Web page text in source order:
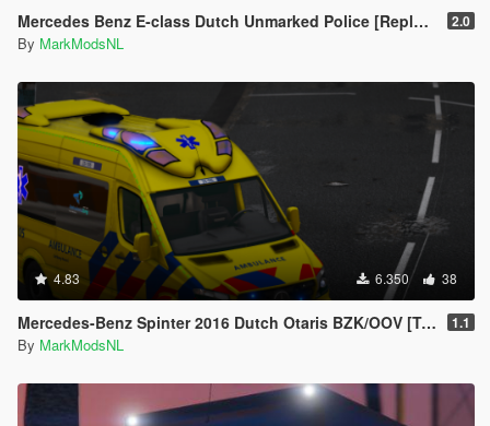
Mercedes Benz E-class Dutch Unmarked Police [Replace | ELS] 2.0
By MarkModsNL
4.83 6.350 38
Mercedes-Benz Spinter 2016 Dutch Otaris BZK/OOV [Template/Reflective/ELS/HQ] 1.1
By MarkModsNL